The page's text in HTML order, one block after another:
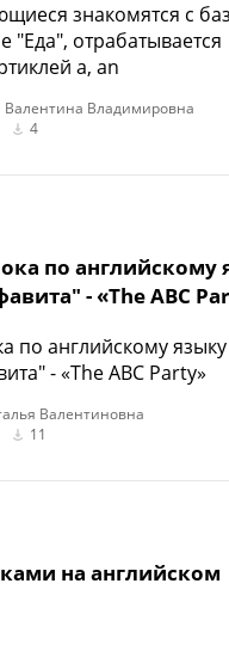
знакомятся с
"Еда", отрабатывается
a, an
Валентина Владимировна
4
по английскому
- «The ABC
по английскому языку
- «The ABC Pаrty»
Валентиновна
11
на английском